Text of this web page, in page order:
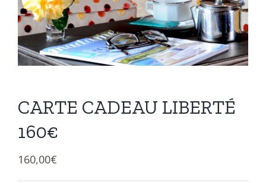
CARTE CADEAU LIBERTÉ
160€
160,00€